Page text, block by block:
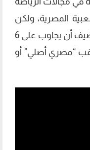
المصرية، ولكن
في أجواء كوميدية، ويجب على الضيف أن يجاوب على 6
على لقب “مصري أصلي” أو